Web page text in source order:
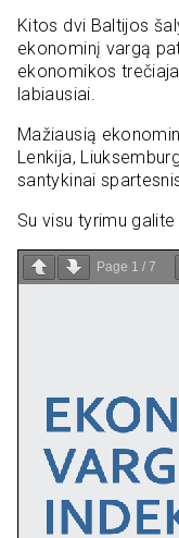
Kitos dvi Baltijos
ekonominį vargą
ekonomikos
labiausiai.
Mažiausią
Lenkija,
santykinai
Su visu tyrimu
Page 1 / 7